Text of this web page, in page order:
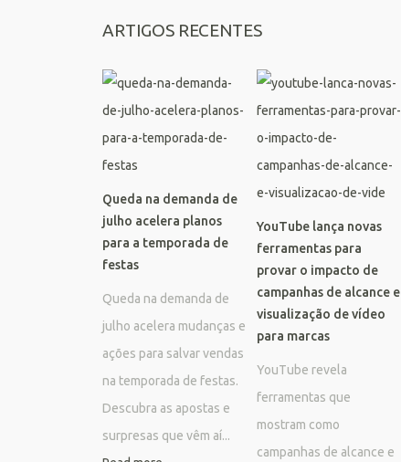
ARTIGOS RECENTES
Queda na demanda de
julho acelera planos
para a temporada de
festas
Queda na demanda de
julho acelera mudanças e
ações para salvar vendas
na temporada de festas.
Descubra as apostas e
surpresas que vêm aí...
YouTube lança novas
ferramentas para
provar o impacto de
campanhas de alcance e
visualização de vídeo
para marcas
YouTube revela
ferramentas que
mostram como
campanhas de alcance e